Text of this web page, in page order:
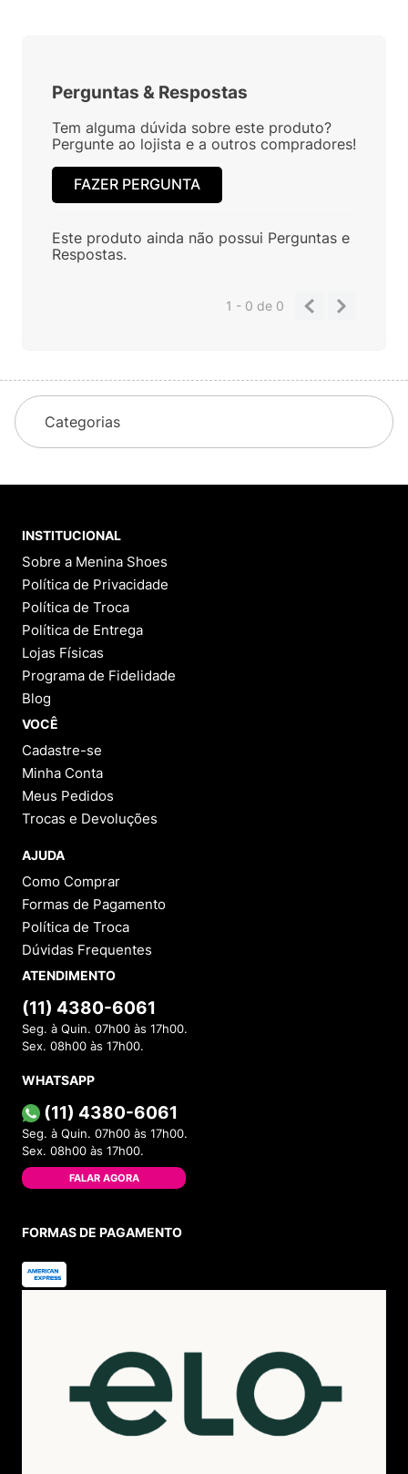
Perguntas & Respostas
Tem alguma dúvida sobre este produto?
Pergunte ao lojista e a outros compradores!
FAZER PERGUNTA
Este produto ainda não possui Perguntas e
Respostas.
1 - 0de 0
Categorias
INSTITUCIONAL
Sobre a Menina Shoes
Política de Privacidade
Política de Troca
Política de Entrega
Lojas Físicas
Programa de Fidelidade
Blog
VOCÊ
Cadastre-se
Minha Conta
Meus Pedidos
Trocas e Devoluções
AJUDA
Como Comprar
Formas de Pagamento
Política de Troca
Dúvidas Frequentes
ATENDIMENTO
(11) 4380-6061
Seg. à Quin. 07h00 às 17h00.
Sex. 08h00 às 17h00.
WHATSAPP
(11) 4380-6061
Seg. à Quin. 07h00 às 17h00.
Sex. 08h00 às 17h00.
FALAR AGORA
FORMAS DE PAGAMENTO